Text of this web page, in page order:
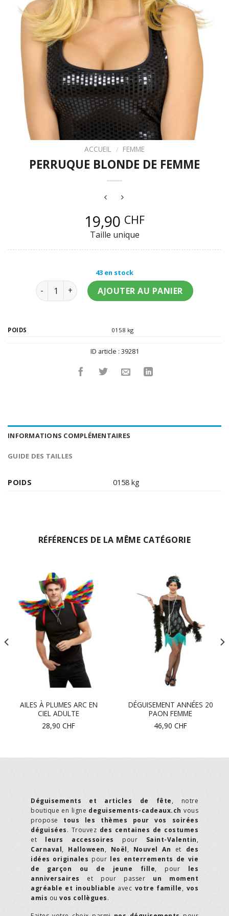
ACCUEIL / FEMME
PERRUQUE BLONDE DE FEMME
19,90 CHF
Taille unique
43 en stock
quantité de Perruque blonde de femme
AJOUTER AU PANIER
POIDS 0158 kg
ID article : 39281
INFORMATIONS COMPLÉMENTAIRES
GUIDE DES TAILLES
POIDS 0158 kg
RÉFÉRENCES DE LA MÊME CATÉGORIE
AILES À PLUMES ARC EN
CIEL ADULTE
28,90 CHF
DÉGUISEMENT ANNÉES 20
PAON FEMME
46,90 CHF
Déguisements et articles de fête, notre
boutique en ligne deguisements-cadeaux.ch vous
propose tous les thèmes pour vos soirées
déguisées. Trouvez des centaines de costumes
et leurs accessoires pour Saint-Valentin,
Carnaval, Halloween, Noël, Nouvel An et des
idées originales pour les enterrements de vie
de garçon ou de jeune fille, pour les
anniversaires et pour passer un moment
agréable et inoubliable avec votre famille, vos
amis ou vos collègues.